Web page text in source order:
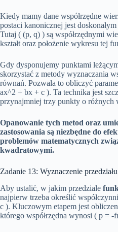
Kiedy mamy dane współrzędne
postaci kanonicznej jest
Tutaj ( (p, q) ) są współrzędnymi
kształt oraz położenie wykresu tej
Gdy dysponujemy punktami
skorzystać z metody wyznaczania
równań. Pozwala to obliczyć
ax^2 + bx + c ). Ta technika jest
przynajmniej trzy punkty o różnych
Opanowanie tych metod oraz
zastosowania są niezbędne do
problemów matematycznych
kwadratowymi.
Zadanie 13: Wyznaczenie
Aby ustalić, w jakim przedziale
najpierw trzeba określić
c ). Kluczowym etapem jest
którego współrzędna wynosi ( p =